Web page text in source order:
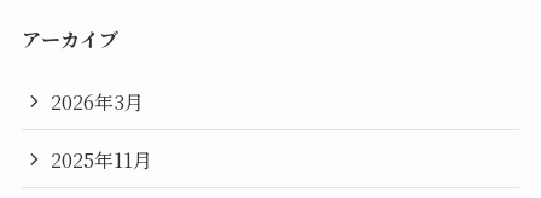
アーカイブ
2026年3月
2025年11月